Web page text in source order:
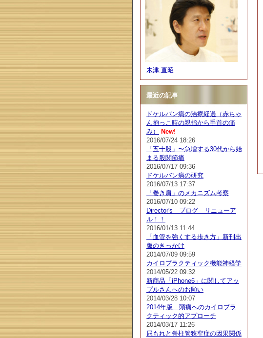
木津 直昭
最近の記事
ドケルバン病の治療経過（赤ちゃ
ん抱っこ時の親指から手首の痛
み）
New!
2016/07/24 18:26
「五十股」〜急増する30代から始
まる股関節痛
2016/07/17 09:36
ドケルバン病の研究
2016/07/13 17:37
「巻き肩」のメカニズム考察
2016/07/10 09:22
Director's ブログ リニューア
ル！！
2016/01/13 11:44
「血管を強くする歩き方」新刊出
版のきっかけ
2014/07/09 09:59
カイロプラクティック機能神経学
2014/05/22 09:32
新商品「iPhone6」に関してアッ
プルさんへのお願い
2014/03/28 10:07
2014年版 頭痛へのカイロプラ
クティック的アプローチ
2014/03/17 11:26
尿もれと脊柱管狭窄症の因果関係